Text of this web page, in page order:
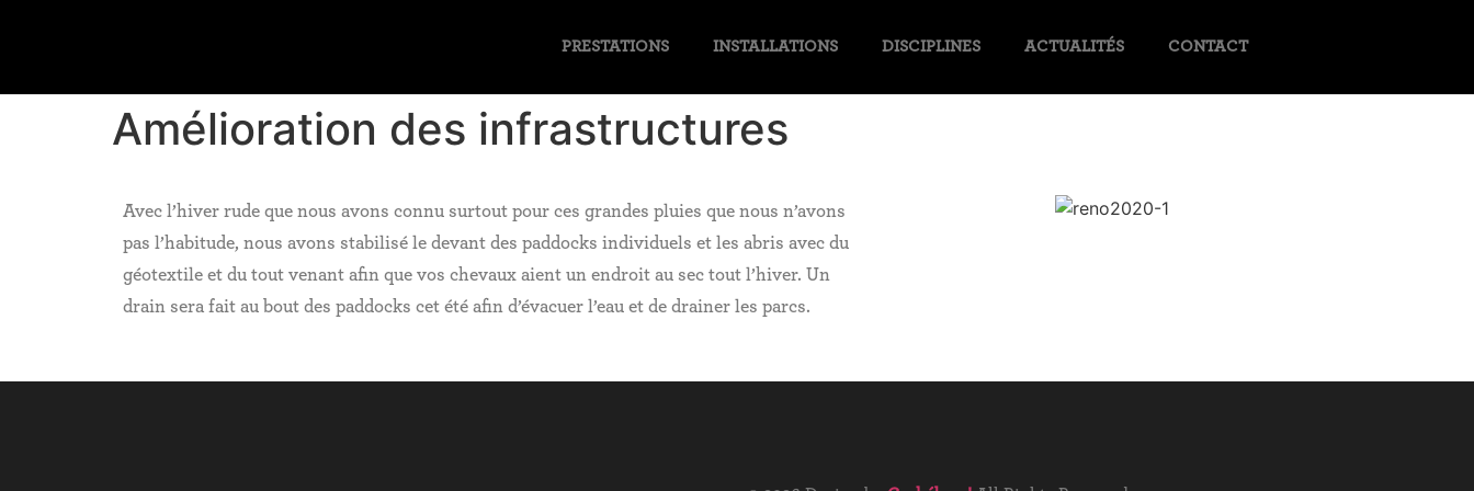
PRESTATIONS INSTALLATIONS DISCIPLINES ACTUALITÉS CONTACT
Amélioration des infrastructures
Avec l’hiver rude que nous avons connu surtout pour ces grandes pluies que nous n’avons
pas l’habitude, nous avons stabilisé le devant des paddocks individuels et les abris avec du
géotextile et du tout venant afin que vos chevaux aient un endroit au sec tout l’hiver. Un
drain sera fait au bout des paddocks cet été afin d’évacuer l’eau et de drainer les parcs.